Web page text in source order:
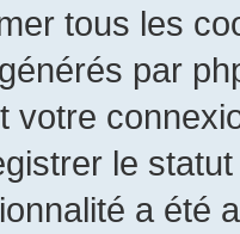
tous les
par
votre
le
a été